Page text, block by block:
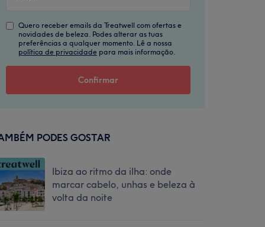
Quero receber emails da Treatwell com ofertas e
novidades de beleza. Podes alterar as tuas
preferências a qualquer momento. Lê a nossa
política de privacidade para mais informação.
PODES GOSTAR
Ibiza ao ritmo da ilha: onde
marcar cabelo, unhas e beleza à
volta da noite